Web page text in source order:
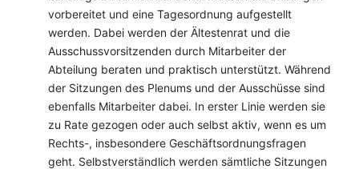
vorbereitet und eine Tagesordnung aufgestellt
werden. Dabei werden der Ältestenrat und die
Ausschussvorsitzenden durch Mitarbeiter der
Abteilung beraten und praktisch unterstützt. Während
der Sitzungen des Plenums und der Ausschüsse sind
ebenfalls Mitarbeiter dabei. In erster Linie werden sie
zu Rate gezogen oder auch selbst aktiv, wenn es um
Rechts-, insbesondere Geschäftsordnungsfragen
geht. Selbstverständlich werden sämtliche Sitzungen